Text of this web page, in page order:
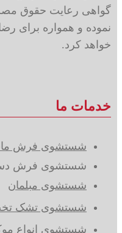
گواهی رعایت حقوق
نموده و همواره برای
خواهد کرد.
خدمات ما
شستشوی فرش
شستشوی فرش
شستشوی مبلمان
شستشوی تشک
شستشوی انواع